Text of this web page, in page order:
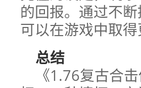
的回报。通过不
可以在游戏中取
总结
《1.76复古合